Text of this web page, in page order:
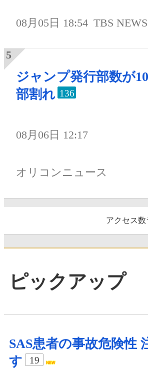
08月05日 18:54 TBS
ジャンプ発行部数が
部割れ 136
08月06日 12:17
オリコンニュース
アクセス
ピックアップ
SAS患者の事故危険性
す
19